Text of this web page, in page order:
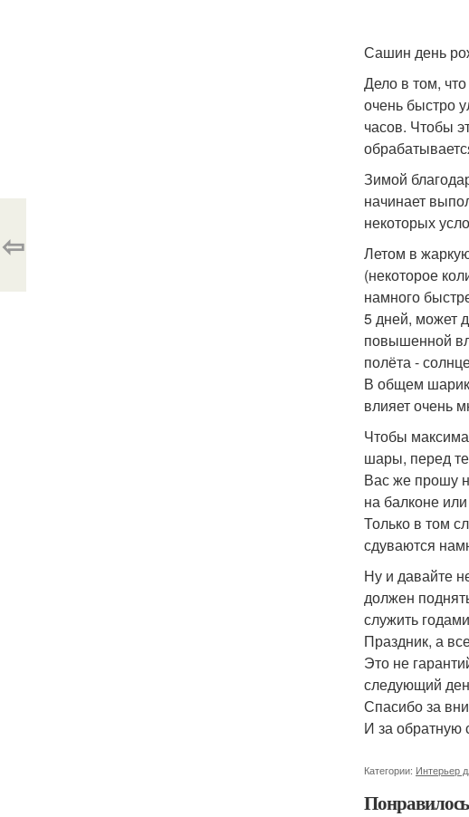
Сашин день
Дело в том,
очень быстро
часов. Чтобы
Зимой
начинает
некоторых
Летом в
(некоторое
намного
5 дней, может
повышенной
полёта -
В общем
влияет очень
Чтобы
шары, перед
Вас же прошу
на балконе
Только в том
сдуваются
Ну и давайте
должен
служить
Праздник, а
Это не
следующий
Спасибо за
И за обратную
Категории: Интерьер
⇦